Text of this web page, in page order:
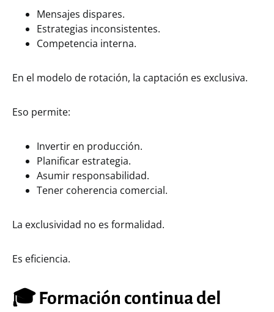
Mensajes dispares.
Estrategias inconsistentes.
Competencia interna.
En el modelo de rotación, la captación es exclusiva.
Eso permite:
Invertir en producción.
Planificar estrategia.
Asumir responsabilidad.
Tener coherencia comercial.
La exclusividad no es formalidad.
Es eficiencia.
🎓 Formación continua del